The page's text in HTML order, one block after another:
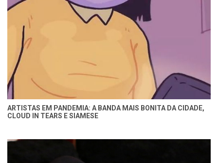
ARTISTAS EM PANDEMIA: A BANDA MAIS BONITA DA CIDADE,
CLOUD IN TEARS E SIAMESE